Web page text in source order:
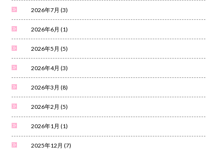
2026年7月 (3)
2026年6月 (1)
2026年5月 (5)
2026年4月 (3)
2026年3月 (8)
2026年2月 (5)
2026年1月 (1)
2025年12月 (7)